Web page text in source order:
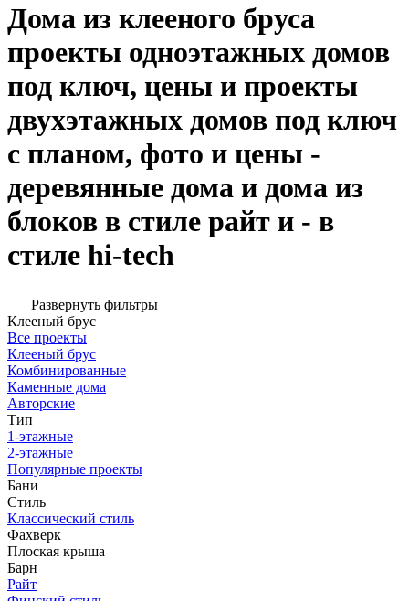
Дома из клееного бруса
проекты одноэтажных домов
под ключ, цены и проекты
двухэтажных домов под ключ
с планом, фото и цены -
деревянные дома и дома из
блоков в стиле райт и - в
стиле hi-tech
Развернуть фильтры
Клееный брус
Все проекты
Клееный брус
Комбинированные
Каменные дома
Авторские
Тип
1-этажные
2-этажные
Популярные проекты
Бани
Стиль
Классический стиль
Фахверк
Плоская крыша
Барн
Райт